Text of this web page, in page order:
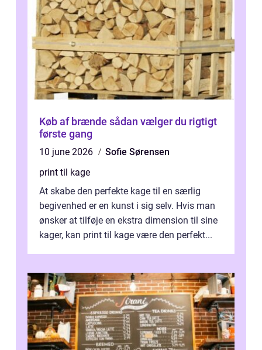
Køb af brænde sådan vælger du rigtigt
første gang
10 june 2026
Sofie Sørensen
print til kage
At skabe den perfekte kage til en særlig
begivenhed er en kunst i sig selv. Hvis man
ønsker at tilføje en ekstra dimension til sine
kager, kan print til kage være den perfekt...